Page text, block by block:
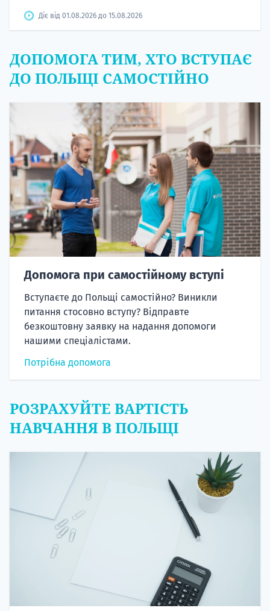
Діє від 01.08.2026 до 15.08.2026
ДОПОМОГА ТИМ, ХТО ВСТУПАЄ
ДО ПОЛЬЩІ САМОСТІЙНО
Допомога при самостійному вступі
Вступаєте до Польщі самостійно? Виникли
питання стосовно вступу? Відправте
безкоштовну заявку на надання допомоги
нашими спеціалістами.
Потрібна допомога
РОЗРАХУЙТЕ ВАРТІСТЬ
НАВЧАННЯ В ПОЛЬЩІ